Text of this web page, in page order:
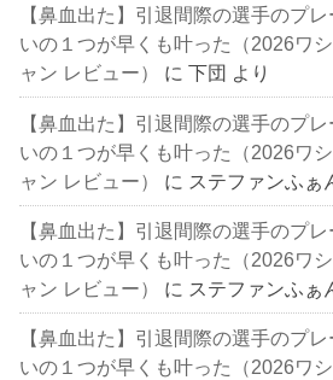
【鼻血出た】引退間際の選手のプ
いの１つが早くも叶った（2026ワ
ャン レビュー）
に下団 より
【鼻血出た】引退間際の選手のプ
いの１つが早くも叶った（2026ワ
ャン レビュー）
に ステファンふぁ
【鼻血出た】引退間際の選手のプ
いの１つが早くも叶った（2026ワ
ャン レビュー）
に ステファンふぁ
【鼻血出た】引退間際の選手のプ
いの１つが早くも叶った（2026ワ